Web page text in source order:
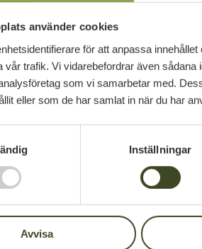
använder cookies
för att anpassa
vår trafik. Vi vidarebefordrar även
som vi samarbetar med.
eller som de har samlat in när du har
Inställningar
Avvisa
Group i
en ny anläggning för
m² BTA och kombinerar